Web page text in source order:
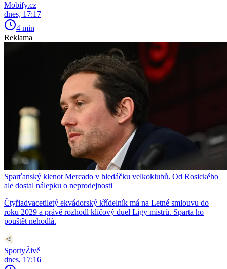
Mobify.cz
dnes, 17:17
4 min
Reklama
Sparťanský klenot Mercado v hledáčku velkoklubů. Od Rosického
ale dostal nálepku o neprodejnosti
Čtyřiadvacetiletý ekvádorský křídelník má na Letné smlouvu do
roku 2029 a právě rozhodl klíčový duel Ligy mistrů. Sparta ho
pouštět nehodlá.
SportyŽivě
dnes, 17:16